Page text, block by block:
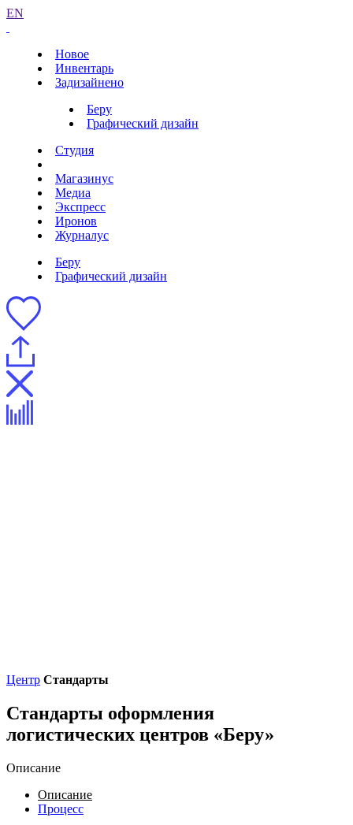
EN
Новое
Инвентарь
Задизайнено
Беру
Графический дизайн
Студия
Магазинус
Медиа
Экспресс
Иронов
Журналус
Беру
Графический дизайн
Центр Стандарты
Стандарты оформления
логистических центров «Беру»
Описание
Описание
Процесс